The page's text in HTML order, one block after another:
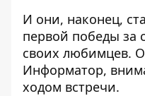
И они, наконец,
первой победы за
своих любимцев.
Информатор,
ходом встречи.